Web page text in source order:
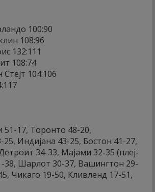
100:90
108:96
132:111
108:74
Стејт 104:106
17, Торонто 48-20,
Индијана 43-25, Бостон 41-27,
34-33, Мајами 32-35 (плеј-
38, Шарлот 30-37, Вашингтон 29-
Чикаго 19-50, Кливленд 17-51,